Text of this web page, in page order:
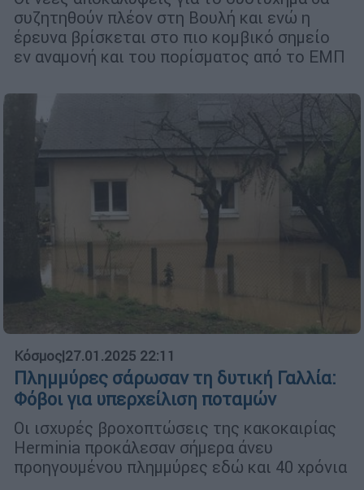
συζητηθούν πλέον στη Βουλή και ενώ η
έρευνα βρίσκεται στο πιο κομβικό σημείο
εν αναμονή και του πορίσματος από το ΕΜΠ
Κόσμος|27.01.2025 22:11
Πλημμύρες σάρωσαν τη δυτική Γαλλία:
Φόβοι για υπερχείλιση ποταμών
Οι ισχυρές βροχοπτώσεις της κακοκαιρίας
Herminia προκάλεσαν σήμερα άνευ
προηγουμένου πλημμύρες εδώ και 40 χρόνια